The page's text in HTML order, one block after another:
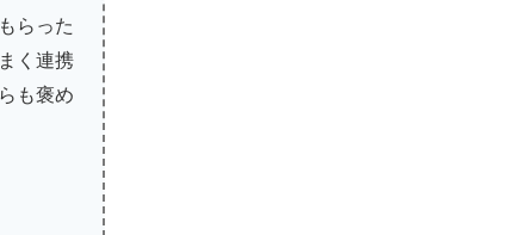
らった
く連携
も褒め